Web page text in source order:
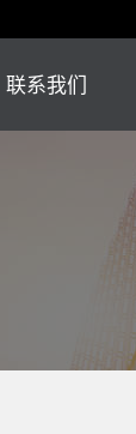
联系我们